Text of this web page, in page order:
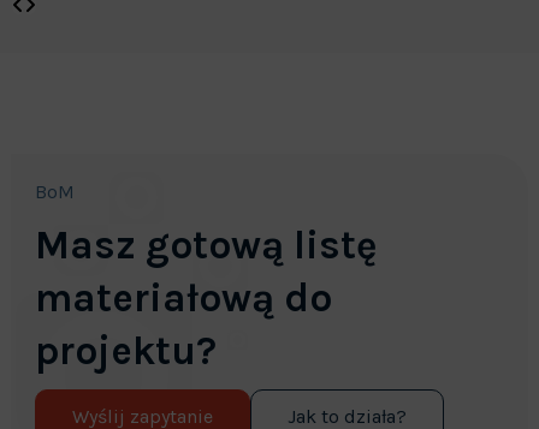
BoM
Masz gotową listę
materiałową do
projektu?
Wyślij zapytanie Jak to działa?